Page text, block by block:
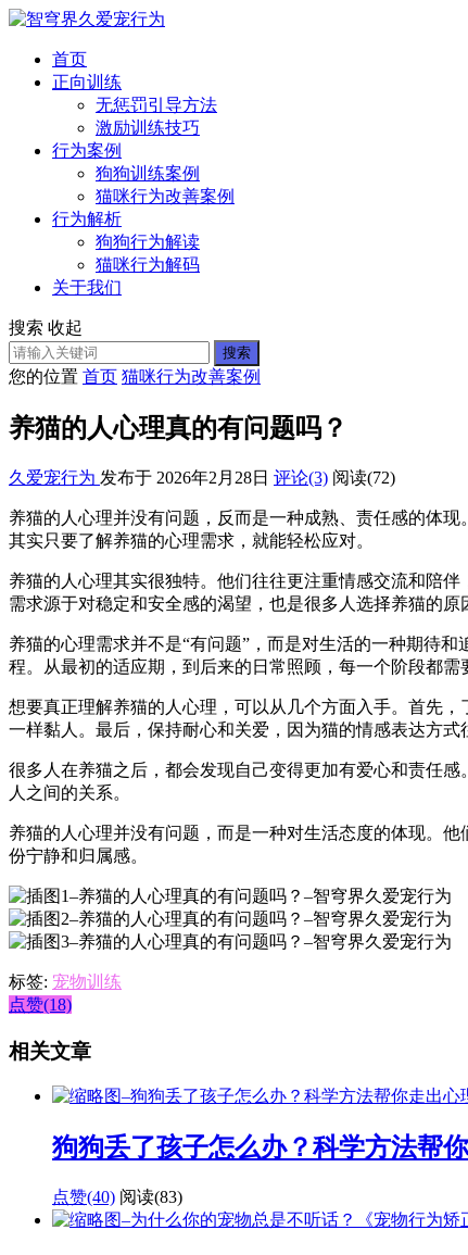
首页
正向训练
无惩罚引导方法
激励训练技巧
行为案例
狗狗训练案例
猫咪行为改善案例
行为解析
狗狗行为解读
猫咪行为解码
关于我们
搜索 收起
搜索
您的位置 首页 猫咪行为改善案例
养猫的人心理真的有问题吗？
久爱宠行为 发布于 2026年2月28日 评论(3) 阅读(72)
养猫的人心理并没有问题，反而是一种成熟、责任感的体
其实只要了解养猫的心理需求，就能轻松应对。
养猫的人心理其实很独特。他们往往更注重情感交流和陪
需求源于对稳定和安全感的渴望，也是很多人选择养猫的原
养猫的心理需求并不是“有问题”，而是对生活的一种期待
程。从最初的适应期，到后来的日常照顾，每一个阶段都
想要真正理解养猫的人心理，可以从几个方面入手。首先
一样黏人。最后，保持耐心和关爱，因为猫的情感表达方式
很多人在养猫之后，都会发现自己变得更加有爱心和责任
人之间的关系。
养猫的人心理并没有问题，而是一种对生活态度的体现。
份宁静和归属感。
标签: 宠物训练
点赞(18)
相关文章
狗狗丢了孩子怎么办？科学方法帮
点赞(40) 阅读(83)